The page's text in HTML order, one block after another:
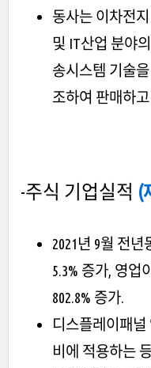
동사는 이차전
및 IT산업 분야
송시스템 기술
조하여 판매하
-주식 기업실적 (
2021년 9월 전
5.3% 증가, 영업
802.8% 증가.
디스플레이패
비에 적용하는